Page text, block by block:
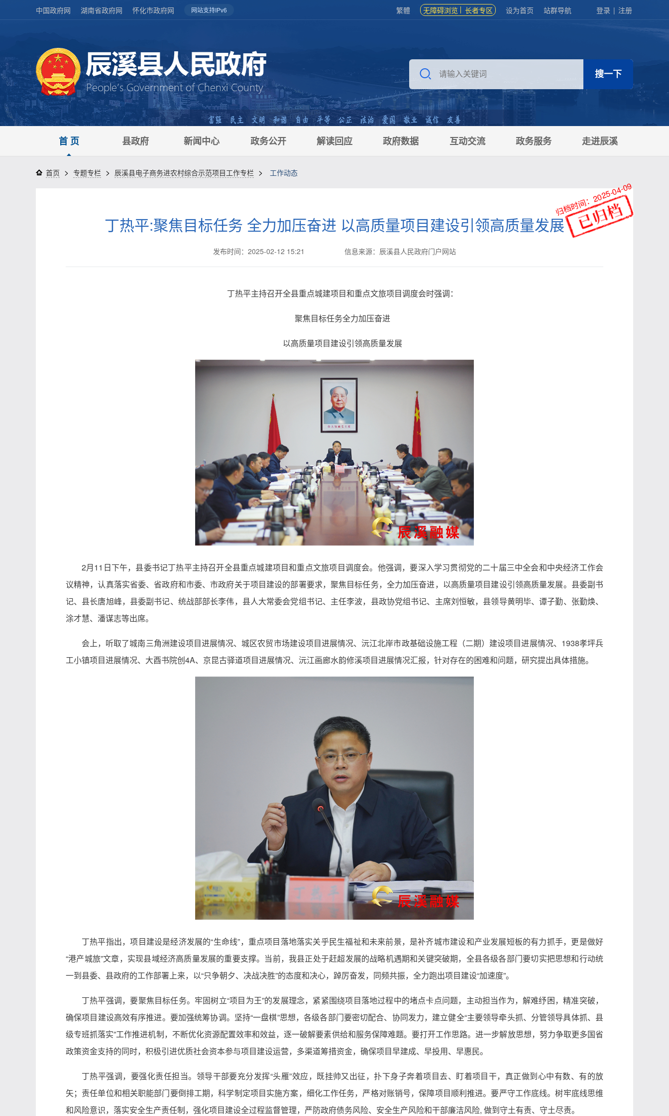
中国政府网 湖南省政府网 怀化市政府网 网站支持IPv6 繁體 无障碍浏览 长者专区 设为首页 站群导航 登录 | 注册
首 页 县政府 新闻中心 政务公开 解读回应 政府数据 互动交流 政务服务 走进辰溪
首页 > 专题专栏 > 辰溪县电子商务进农村综合示范项目工作专栏 > 工作动态
丁热平:聚焦目标任务 全力加压奋进 以高质量项目建设引领高质量发展
发布时间：2025-02-12 15:21 信息来源：辰溪县人民政府门户网站
丁热平主持召开全县重点城建项目和重点文旅项目调度会时强调：
聚焦目标任务全力加压奋进
以高质量项目建设引领高质量发展
2月11日下午，县委书记丁热平主持召开全县重点城建项目和重点文旅项目调度会。他强调，要深入学习贯彻党的二十届三中全会和中央经济工作会
议精神，认真落实省委、省政府和市委、市政府关于项目建设的部署要求，聚焦目标任务，全力加压奋进，以高质量项目建设引领高质量发展。县委副书
记、县长唐旭峰，县委副书记、统战部部长李伟，县人大常委会党组书记、主任李波，县政协党组书记、主席刘恒敏，县领导黄明毕、谭子勤、张勤焕、
涂才慧、潘谋志等出席。
会上，听取了城南三角洲建设项目进展情况、城区农贸市场建设项目进展情况、沅江北岸市政基础设施工程（二期）建设项目进展情况、1938孝坪兵
工小镇项目进展情况、大酉书院创4A、京昆古驿道项目进展情况、沅江画廊水韵修溪项目进展情况汇报，针对存在的困难和问题，研究提出具体措施。
丁热平指出，项目建设是经济发展的“生命线”，重点项目落地落实关乎民生福祉和未来前景，是补齐城市建设和产业发展短板的有力抓手，更是做好
“港产城旅”文章，实现县域经济高质量发展的重要支撑。当前，我县正处于赶超发展的战略机遇期和关键突破期，全县各级各部门要切实把思想和行动统
一到县委、县政府的工作部署上来，以“只争朝夕、决战决胜”的态度和决心，踔厉奋发，同频共振，全力跑出项目建设“加速度”。
丁热平强调，要聚焦目标任务。牢固树立“项目为王”的发展理念，紧紧围绕项目落地过程中的堵点卡点问题，主动担当作为，解难纾困，精准突破，
确保项目建设高效有序推进。要加强统筹协调。坚持“一盘棋”思想，各级各部门要密切配合、协同发力，建立健全“主要领导牵头抓、分管领导具体抓、县
级专班抓落实”工作推进机制，不断优化资源配置效率和效益，逐一破解要素供给和服务保障难题。要打开工作思路。进一步解放思想，努力争取更多国省
政策资金支持的同时，积极引进优质社会资本参与项目建设运营，多渠道筹措资金，确保项目早建成、早投用、早惠民。
丁热平强调，要强化责任担当。领导干部要充分发挥“头雁”效应，既挂帅又出征，扑下身子奔着项目去、盯着项目干，真正做到心中有数、有的放
矢；责任单位和相关职能部门要倒排工期，科学制定项目实施方案，细化工作任务，严格对账销号，保障项目顺利推进。要严守工作底线。树牢底线思维
和风险意识，落实安全生产责任制，强化项目建设全过程监督管理，严防政府债务风险、安全生产风险和干部廉洁风险, 做到守土有责、守土尽责。
归档时间：2025-04-09